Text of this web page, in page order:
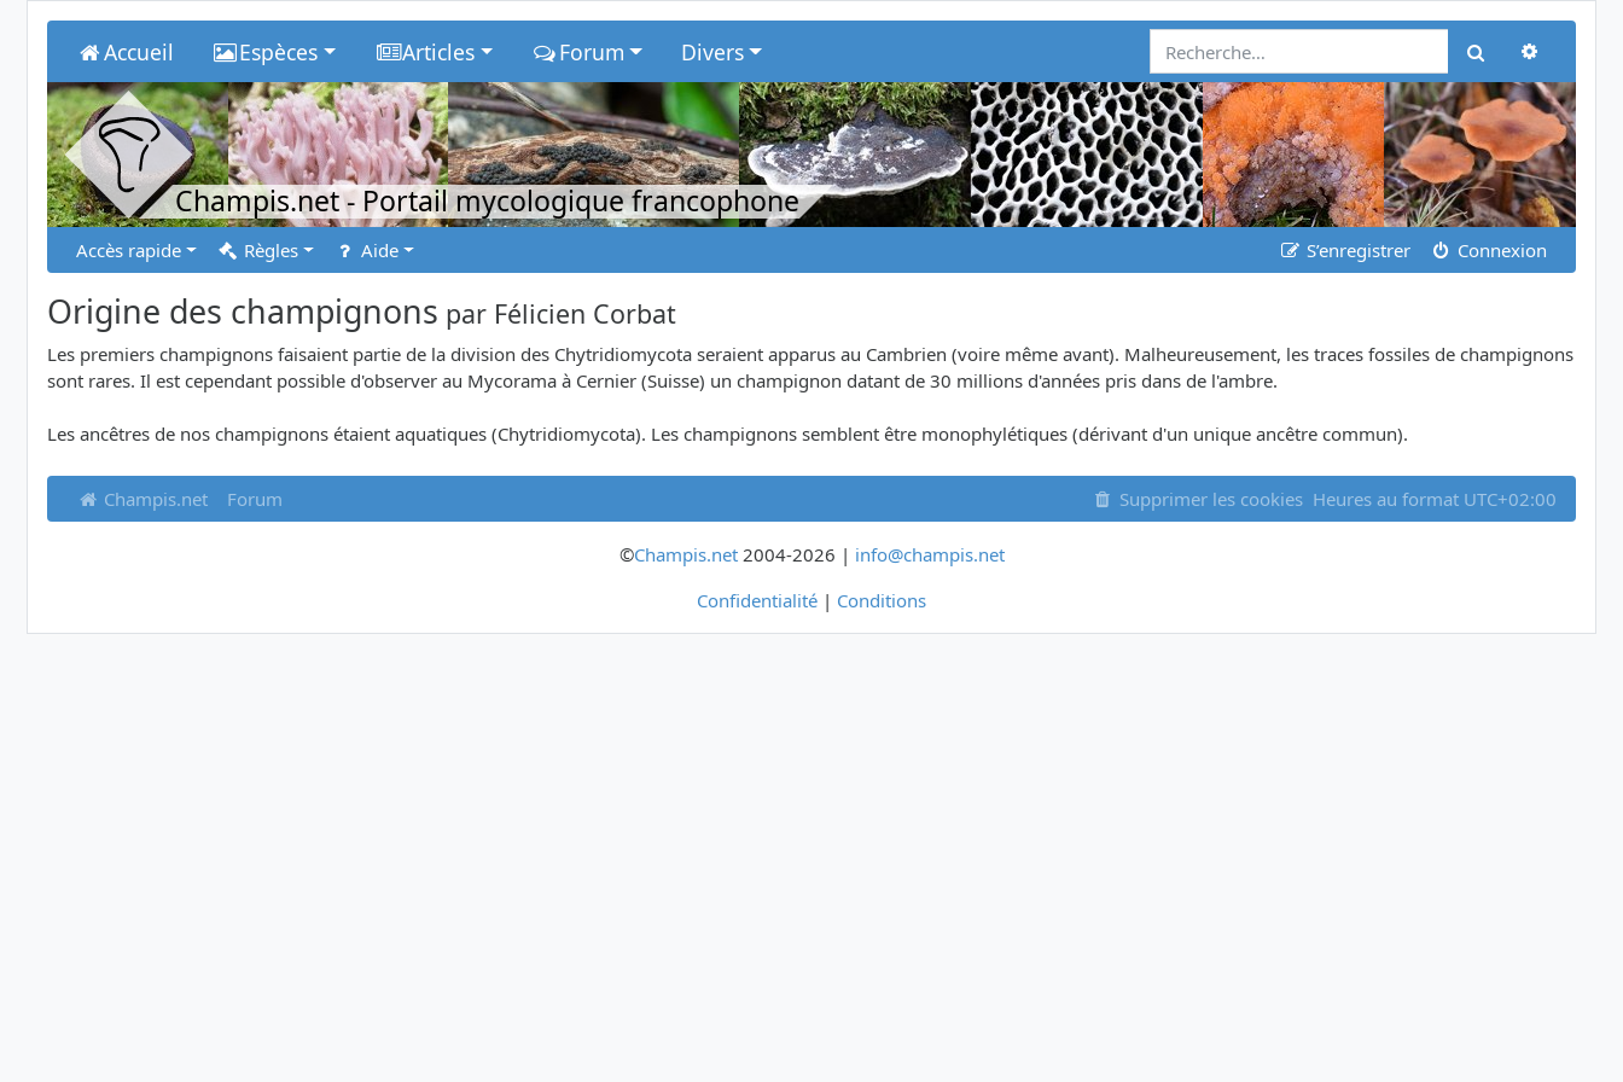
Accueil Espèces Articles Forum Divers Rechercher
Champis.net- Portail mycologique francophone
Accès rapide Règles Aide S’enregistrer Connexion
Origine des champignons par Félicien Corbat
Les premiers champignons faisaient partie de la division des Chytridiomycota seraient apparus au Cambrien (voire même avant). Malheureusement, les traces fossiles de champignons
sont rares. Il est cependant possible d'observer au Mycorama à Cernier (Suisse) un champignon datant de 30 millions d'années pris dans de l'ambre.
Les ancêtres de nos champignons étaient aquatiques (Chytridiomycota). Les champignons semblent être monophylétiques (dérivant d'un unique ancêtre commun).
Champis.net Forum Supprimer les cookies Heures au format UTC+02:00
©Champis.net2004-2026 | info@champis.net
Confidentialité | Conditions